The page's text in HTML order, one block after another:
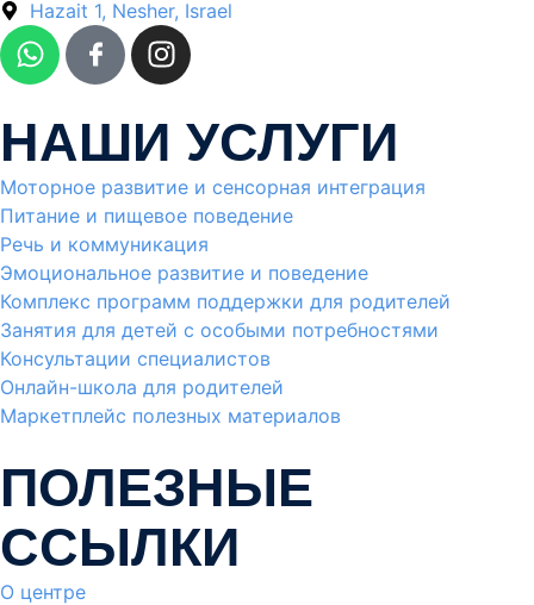
Hazait 1, Nesher, Israel
НАШИ УСЛУГИ
Моторное развитие и сенсорная интеграция
Питание и пищевое поведение
Речь и коммуникация
Эмоциональное развитие и поведение
Комплекс программ поддержки для родителей
Занятия для детей с особыми потребностями
Консультации специалистов
Онлайн-школа для родителей
Маркетплейс полезных материалов
ПОЛЕЗНЫЕ
ССЫЛКИ
О центре